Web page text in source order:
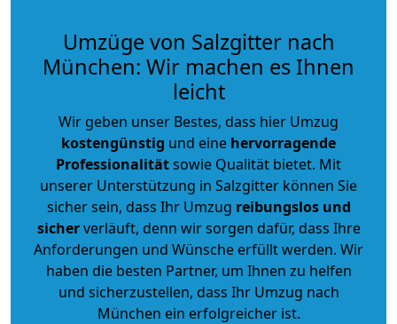
Umzüge von Salzgitter nach
München: Wir machen es Ihnen
leicht
Wir geben unser Bestes, dass hier Umzug
kostengünstig und eine hervorragende
Professionalitätsowie Qualität bietet. Mit
unserer Unterstützung in Salzgitter können Sie
sicher sein, dass Ihr Umzug reibungslos und
sicherverläuft, denn wir sorgen dafür, dass Ihre
Anforderungen und Wünsche erfüllt werden. Wir
haben die besten Partner, um Ihnen zu helfen
und sicherzustellen, dass Ihr Umzug nach
München ein erfolgreicher ist.